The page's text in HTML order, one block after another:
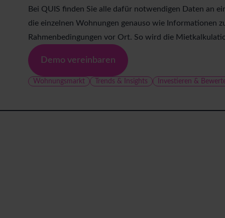
Bei QUIS finden Sie alle dafür notwendigen Daten an
die einzelnen Wohnungen genauso wie Informationen
Rahmenbedingungen vor Ort. So wird die
Demo vereinbaren
Wohnungsmarkt Trends & Insights Investieren &